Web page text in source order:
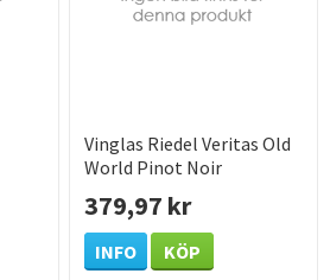
Vinglas Riedel Veritas Old
World Pinot Noir
Ø108x235mm 71cl
379,97 kr
INFO KÖP